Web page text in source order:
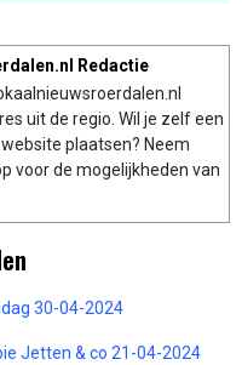
Redactie
uit de regio. Wil je zelf een
plaatsen? Neem
voor de mogelijkheden van
30-04-2024
Jetten & co 21-04-2024